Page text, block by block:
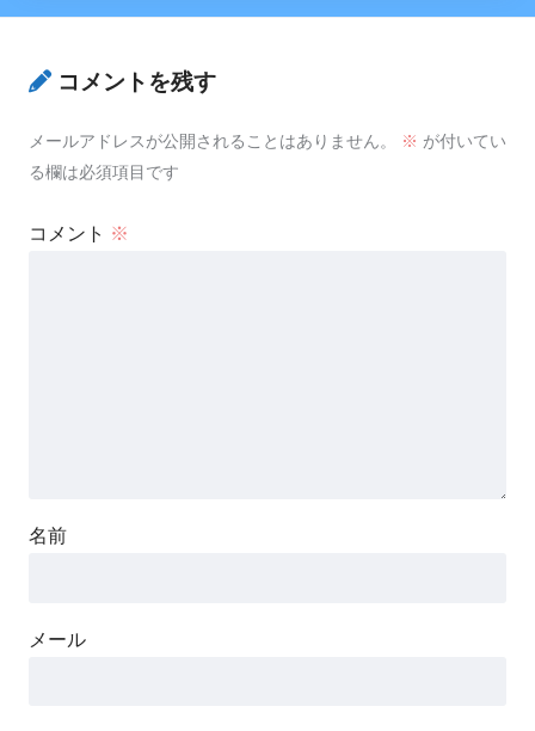
コメントを残す
メールアドレスが公開されることはありません。 ※ が付いてい
る欄は必須項目です
コメント ※
名前
メール